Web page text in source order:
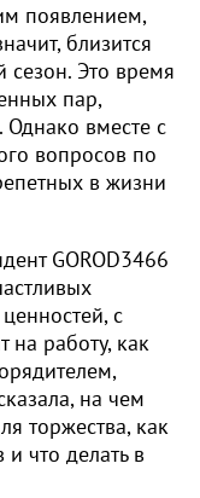
появлением,
близится
сезон. Это время
пар,
Однако вместе с
вопросов по
в жизни
GOROD3466
с
на работу, как
на чем
торжества, как
что делать в